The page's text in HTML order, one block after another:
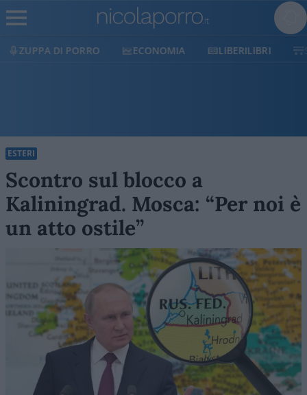
ECONOMIA LIBERILIBRI SHOP SOSTIENICI
ESTERI
Scontro sul blocco a
Kaliningrad. Mosca: “Per noi è
un atto ostile”